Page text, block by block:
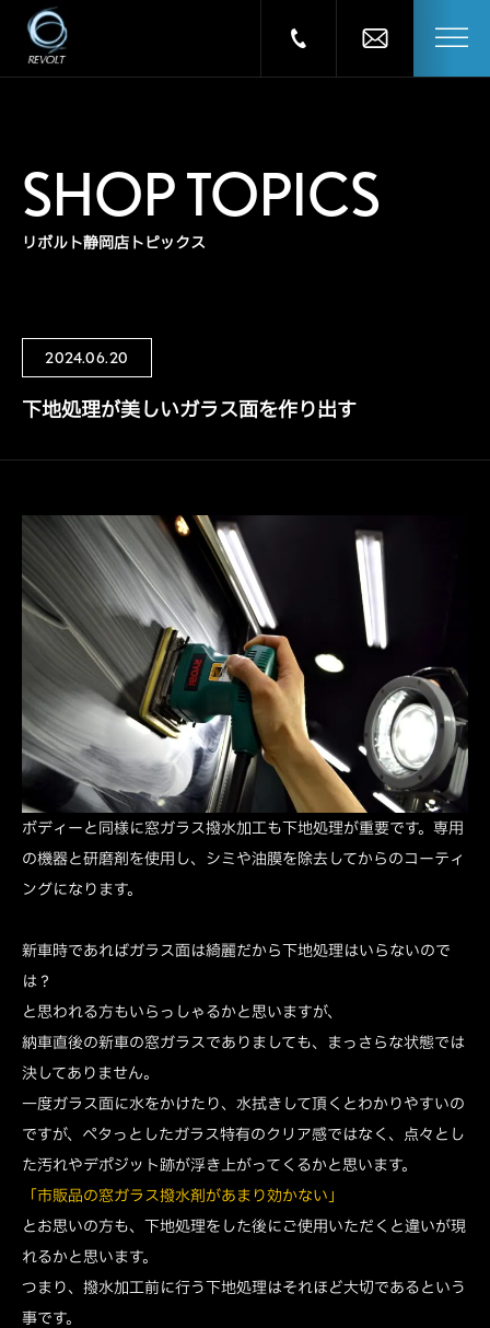
SHOP TOPICS
リボルト静岡店トピックス
2024.06.20
下地処理が美しいガラス面を作り出す
ボディーと同様に窓ガラス撥水加工も下地処理が重要です。専用
の機器と研磨剤を使用し、シミや油膜を除去してからのコーティ
ングになります。
新車時であればガラス面は綺麗だから下地処理はいらないので
は？
と思われる方もいらっしゃるかと思いますが、
納車直後の新車の窓ガラスでありましても、まっさらな状態では
決してありません。
一度ガラス面に水をかけたり、水拭きして頂くとわかりやすいの
ですが、ペタっとしたガラス特有のクリア感ではなく、点々とし
た汚れやデポジット跡が浮き上がってくるかと思います。
「市販品の窓ガラス撥水剤があまり効かない」
とお思いの方も、下地処理をした後にご使用いただくと違いが現
れるかと思います。
つまり、撥水加工前に行う下地処理はそれほど大切であるという
事です。